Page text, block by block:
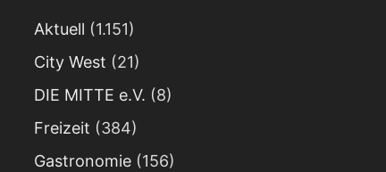
Aktuell (1.151)
City West (21)
DIE MITTE e.V. (8)
Freizeit (384)
Gastronomie (156)